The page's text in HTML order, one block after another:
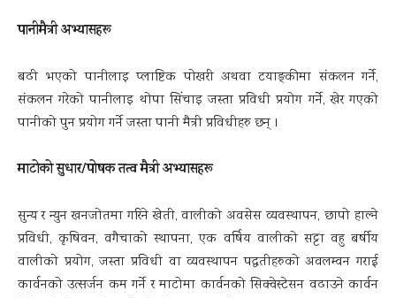
पानीमैत्री अभ्यासहरू
बढी भएको पानीलाइ प्लाष्टिक पोखरी अथवा टयाङ्कीमा संकलन गर्ने,
संकलन गरेको पानीलाइ थोपा सिंचाइ जस्ता प्रविधी प्रयोग गर्ने, खेर गएको
पानीको पुन प्रयोग गर्ने जस्ता पानी मैत्री प्रविधीहरु छन् ।
माटोको सुधार/पोषक तत्व मैत्री अभ्यासहरू
सुन्य र न्युन खनजोतमा गरिने खेती, वालीको अवसेस व्यवस्थापन, छापो हाल्ने
प्रविधी, कृषिवन, वगैचाको स्थापना, एक वर्षिय वालीको सट्टा वहु बर्षीय
वालीको प्रयोग, जस्ता प्रविधी वा व्यवस्थापन पद्धतीहरुको अवलम्वन गराई
कार्वनको उत्सर्जन कम गर्ने र माटोमा कार्वनको सिक्वेस्टेसन वढाउने कार्वन